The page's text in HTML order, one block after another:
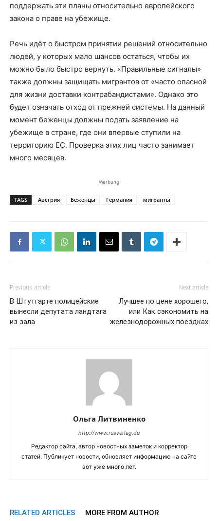
поддержать эти планы относительно европейского
закона о праве на убежище.
Речь идёт о быстром принятии решений относительно
людей, у которых мало шансов остаться, чтобы их
можно было быстро вернуть. «Правильные сигналы»
также должны защищать мигрантов от «часто опасной
для жизни доставки контрабандистами». Однако это
будет означать отход от прежней системы. На данный
момент беженцы должны подать заявление на
убежище в стране, где они впервые ступили на
территорию ЕС. Проверка этих лиц часто занимает
много месяцев.
Werbung
TAGS Австрия Беженцы Германия мигранты
Previous article
В Штутгарте полицейские
вынесли депутата ландтага
из зала
Next article
Лучшее по цене хорошего,
или Как сэкономить на
железнодорожных поездках
Ольга Литвиненко
http://www.rusverlag.de
Редактор сайта, автор новостных заметок и корректор
статей. Публикует новости, обновляет информацию на сайте
вот уже много лет.
RELATED ARTICLES MORE FROM AUTHOR